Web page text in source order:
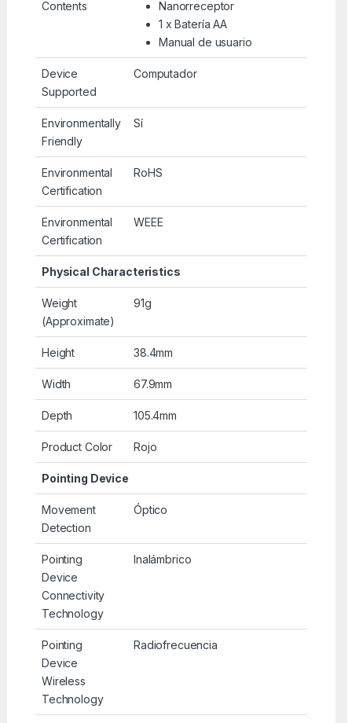
Contents
Nanorreceptor
1 x Batería AA
Manual de usuario
Device
Supported
Computador
Environmentally
Friendly
Sí
Environmental
Certification
RoHS
Environmental
Certification
WEEE
Physical Characteristics
Weight
(Approximate)
91g
Height 38.4mm
Width 67.9mm
Depth 105.4mm
Product Color Rojo
Pointing Device
Movement
Detection
Óptico
Pointing
Device
Connectivity
Technology
Inalámbrico
Pointing
Device
Wireless
Technology
Radiofrecuencia